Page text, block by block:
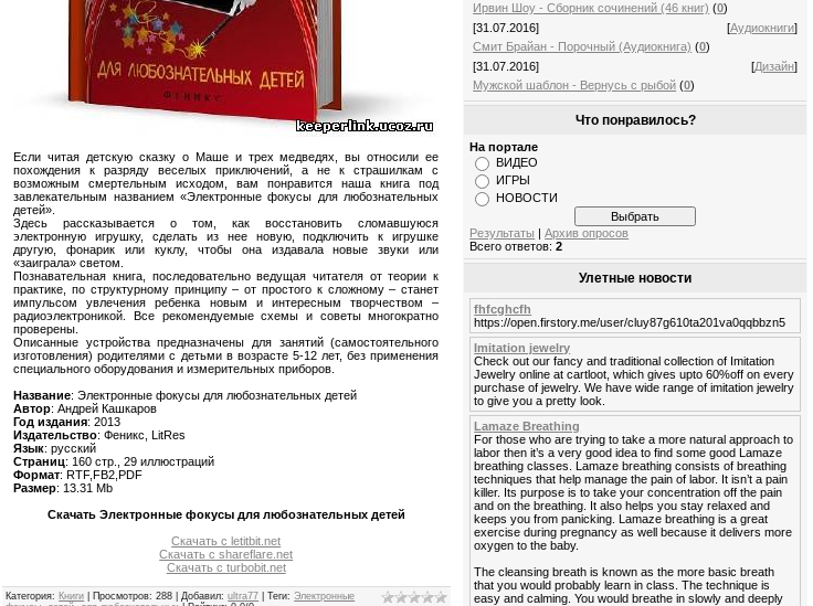
Если читая детскую сказку о Маше и трех медведях, вы относили ее
похождения к разряду веселых приключений, а не к страшилкам с
возможным смертельным исходом, вам понравится наша книга под
завлекательным названием «Электронные фокусы для любознательных
детей».
Здесь рассказывается о том, как восстановить сломавшуюся
электронную игрушку, сделать из нее новую, подключить к игрушке
другую, фонарик или куклу, чтобы она издавала новые звуки или
«заиграла» светом.
Познавательная книга, последовательно ведущая читателя от теории к
практике, по структурному принципу – от простого к сложному – станет
импульсом увлечения ребенка новым и интересным творчеством –
радиоэлектроникой. Все рекомендуемые схемы и советы многократно
проверены.
Описанные устройства предназначены для занятий (самостоятельного
изготовления) родителями с детьми в возрасте 5-12 лет, без применения
специального оборудования и измерительных приборов.
Название: Электронные фокусы для любознательных детей
Автор: Андрей Кашкаров
Год издания: 2013
Издательство: Феникс, LitRes
Язык: русский
Страниц: 160 стр., 29 иллюстраций
Формат: RTF,FB2,PDF
Размер: 13.31 Mb
Скачать Электронные фокусы для любознательных детей
Скачать с letitbit.net
Скачать с shareflare.net
Скачать с turbobit.net
Категория: Книги Просмотров: 288 Добавил: ultra77 |Теги: Электронные
Ирвин Шоу - Сборник сочинений (46 книг) (0)
[31.07.2016]
[Аудиокниги]
Смит Брайан - Порочный (Аудиокнига) (0)
[31.07.2016]
[Дизайн]
Мужской шаблон - Вернусь с рыбой (0)
Что понравилось?
На портале
ВИДЕО
ИГРЫ
НОВОСТИ
Результаты |Архив опросов
Всего ответов:2
Улетные новости
fhfcghcfh
https://open.firstory.me/user/cluy87g610ta201va0qqbbzn5
Imitation jewelry
Check out our fancy and traditional collection of Imitation
Jewelry online at cartloot, which gives upto 60%off on every
purchase of jewelry. We have wide range of imitation jewelry
to give you a pretty look.
Lamaze Breathing
For those who are trying to take a more natural approach to
labor then it’s a very good idea to find some good Lamaze
breathing classes. Lamaze breathing consists of breathing
techniques that help manage the pain of labor. It isn’t a pain
killer. Its purpose is to take your concentration off the pain
and on the breathing. It also helps you stay relaxed and
keeps you from panicking. Lamaze breathing is a great
exercise during pregnancy as well because it delivers more
oxygen to the baby.
The cleansing breath is known as the more basic breath
that you would probably learn in class. The technique is
easy and calming. You would breathe in slowly and deeply